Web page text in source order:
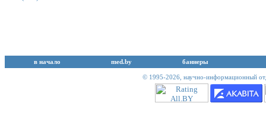
в начало med.by баннеры
© 1995-2026, научно-информационный